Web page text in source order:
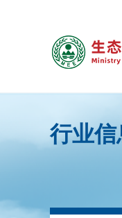
行业信